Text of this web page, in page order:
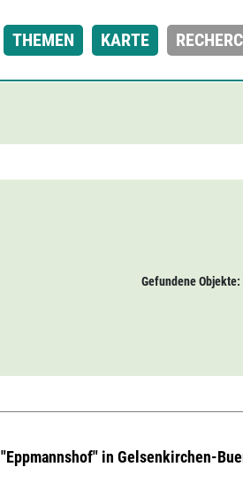
THEMEN KARTE
Gefundene
"Eppmannshof" in Gelsenkirchen-